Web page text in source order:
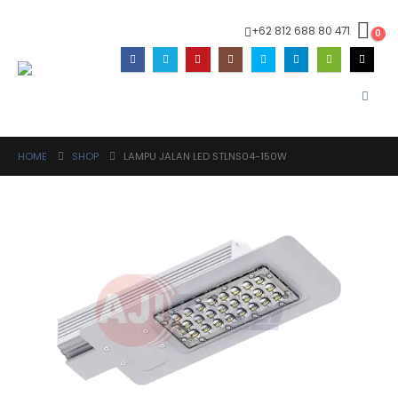
+62 812 688 80 471 0
HOME SHOP LAMPU JALAN LED STLNS04-150W